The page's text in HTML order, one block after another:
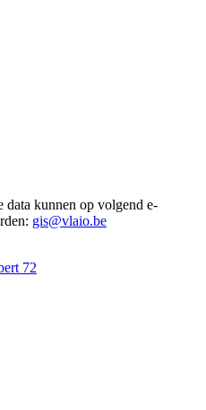
kunnen op volgend e-
gis@vlaio.be
72